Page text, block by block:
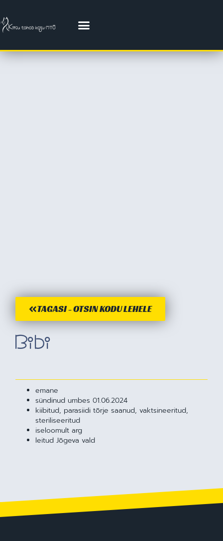
TAGASI - OTSIN KODU LEHELE
Bibi
emane
sündinud umbes 01.06.2024
kiibitud, parasiidi tõrje saanud, vaktsineeritud,
steriliseeritud
iseloomult arg
leitud Jõgeva vald